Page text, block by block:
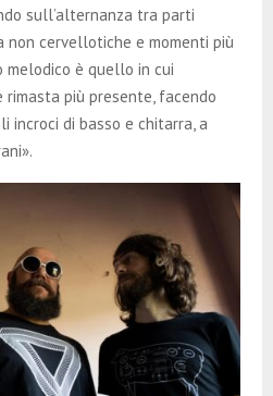
sull’alternanza tra parti
cervellotiche e momenti più
melodico è quello in cui
più presente, facendo
incroci di basso e chitarra, a